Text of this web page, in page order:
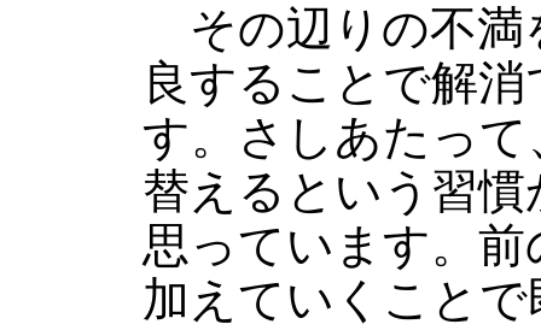
その辺りの不満
良することで解
す。さしあたっ
替えるという習
思っています。
加えていくこと